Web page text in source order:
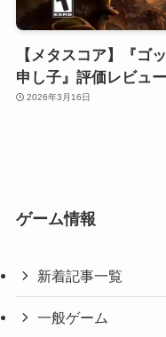
【メタスコア】『ゴ
申し子』評価レビュー
2026年3月16日
ゲーム情報
新着記事一覧
一般ゲーム